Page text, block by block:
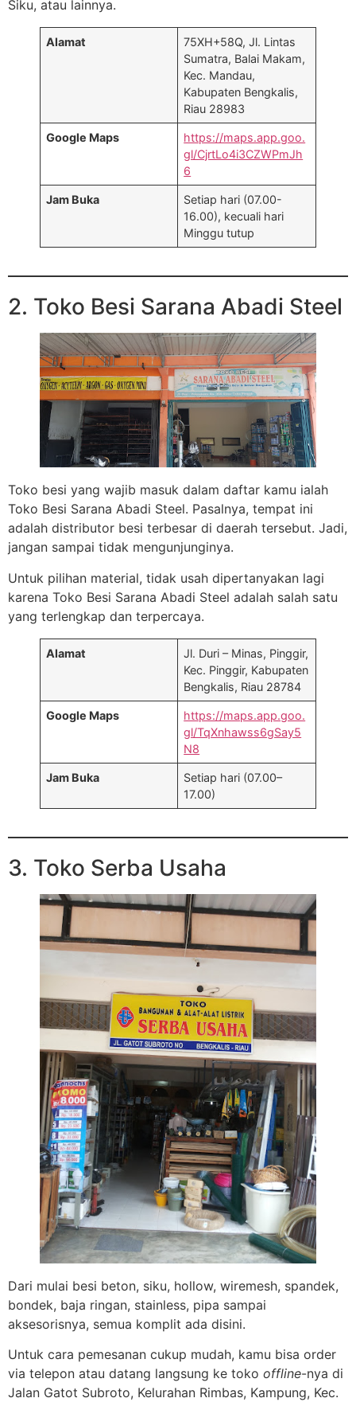
Siku, atau lainnya.
Alamat
75XH+58Q, Jl. Lintas
Sumatra, Balai Makam,
Kec. Mandau,
Kabupaten Bengkalis,
Riau 28983
Google Maps
https://maps.app.goo.
gl/CjrtLo4i3CZWPmJh
6
Jam Buka
Setiap hari (07.00-
16.00), kecuali hari
Minggu tutup
2. Toko Besi Sarana Abadi Steel
Toko besi yang wajib masuk dalam daftar kamu ialah
Toko Besi Sarana Abadi Steel. Pasalnya, tempat ini
adalah distributor besi terbesar di daerah tersebut. Jadi,
jangan sampai tidak mengunjunginya.
Untuk pilihan material, tidak usah dipertanyakan lagi
karena Toko Besi Sarana Abadi Steel adalah salah satu
yang terlengkap dan terpercaya.
Alamat
Jl. Duri – Minas, Pinggir,
Kec. Pinggir, Kabupaten
Bengkalis, Riau 28784
Google Maps
https://maps.app.goo.
gl/TqXnhawss6gSay5
N8
Jam Buka
Setiap hari (07.00–
17.00)
3. Toko Serba Usaha
Dari mulai besi beton, siku, hollow, wiremesh, spandek,
bondek, baja ringan, stainless, pipa sampai
aksesorisnya, semua komplit ada disini.
Untuk cara pemesanan cukup mudah, kamu bisa order
via telepon atau datang langsung ke toko offline-nya di
Jalan Gatot Subroto, Kelurahan Rimbas, Kampung, Kec.